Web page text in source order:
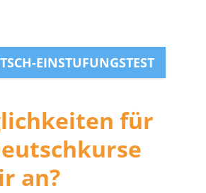
EINSTUFUNGSTEST
für
an?